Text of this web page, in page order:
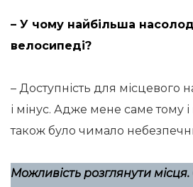
– У чому найбільша
велосипеді?
– Доступність для місцевого
і мінус. Адже мене саме тому
також було чимало
Можливість розглянути